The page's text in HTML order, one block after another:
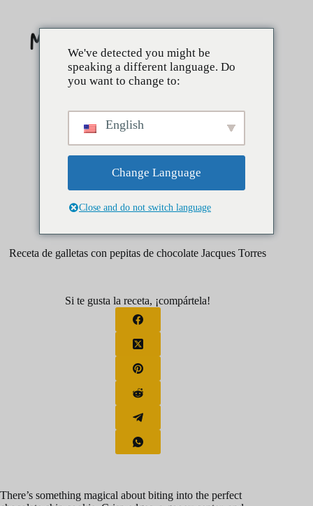
contenido
Receta de galletas con pepitas de chocolate Jacques Torres
Si te gusta la receta, ¡compártela!
There’s something magical about biting into the perfect
We've detected you might be
speaking a different language. Do
you want to change to:
English
Change Language
Close and do not switch language